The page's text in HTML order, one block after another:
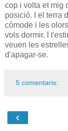
cop i volta et mig
posició. I el terra
còmode i les
vols dormir. I
veuen les
d'apagar-se.
5 comentaris:
‹